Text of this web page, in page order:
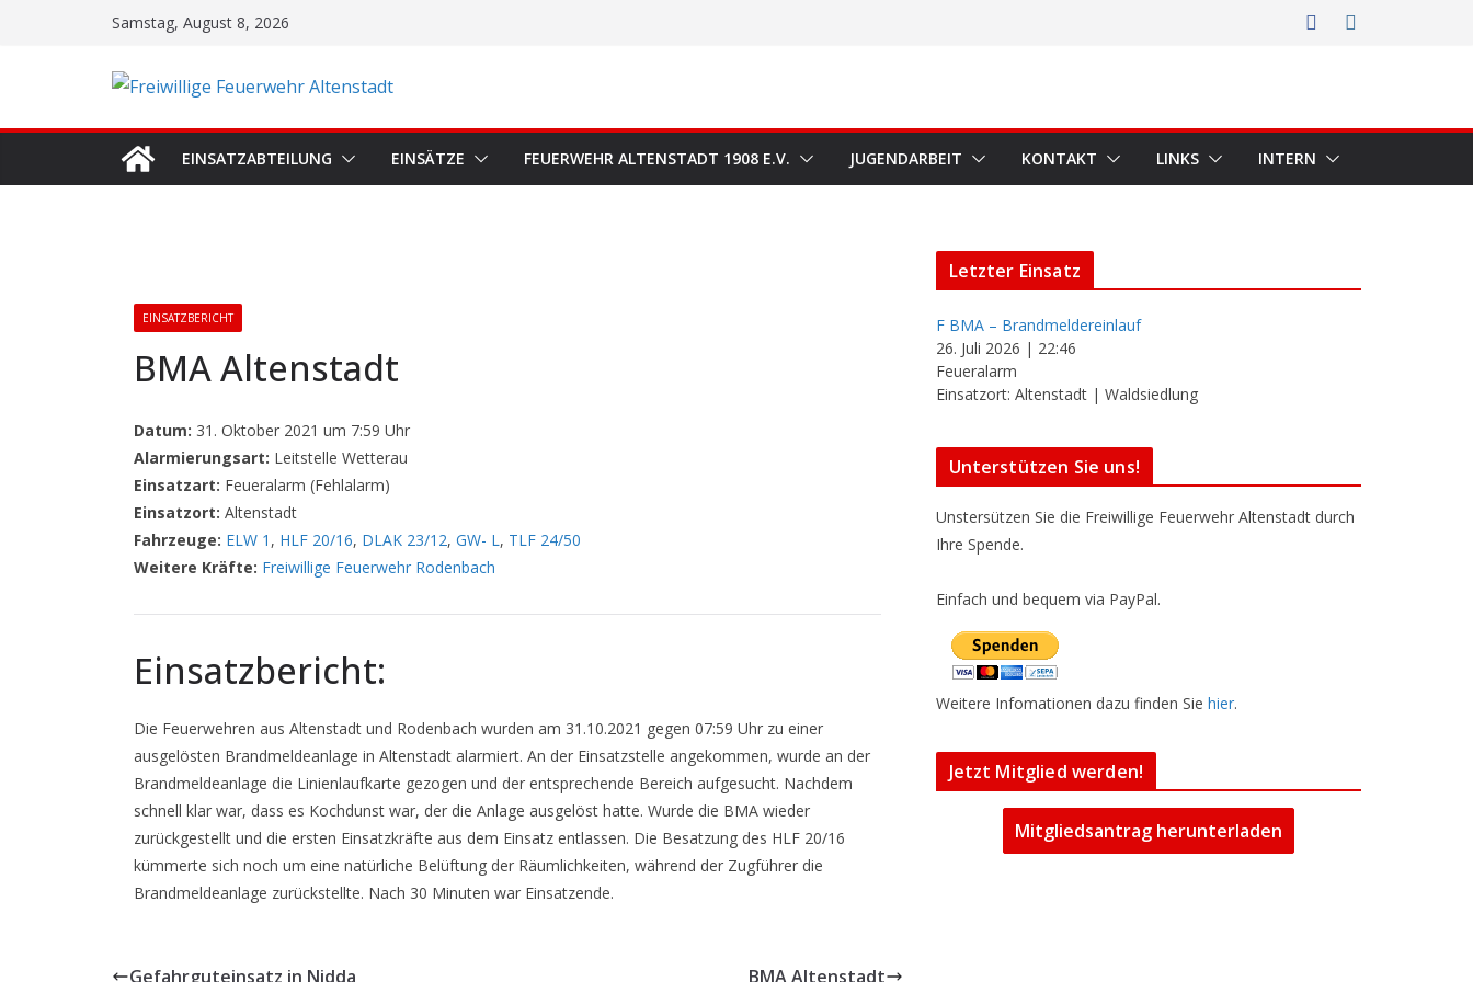
Samstag, August 8, 2026
EINSATZABTEILUNG EINSÄTZE FEUERWEHR ALTENSTADT 1908 E.V. JUGENDARBEIT KONTAKT LINKS INTERN
EINSATZBERICHT
BMA Altenstadt
Datum: 31. Oktober 2021 um 7:59 Uhr
Alarmierungsart: Leitstelle Wetterau
Einsatzart: Feueralarm (Fehlalarm)
Einsatzort: Altenstadt
Fahrzeuge: ELW 1 , HLF 20/16, DLAK 23/12, GW- L, TLF 24/50
Weitere Kräfte: Freiwillige Feuerwehr Rodenbach
Einsatzbericht:
Die Feuerwehren aus Altenstadt und Rodenbach wurden am 31.10.2021 gegen 07:59 Uhr zu einer
ausgelösten Brandmeldeanlage in Altenstadt alarmiert. An der Einsatzstelle angekommen, wurde an der
Brandmeldeanlage die Linienlaufkarte gezogen und der entsprechende Bereich aufgesucht. Nachdem
schnell klar war, dass es Kochdunst war, der die Anlage ausgelöst hatte. Wurde die BMA wieder
zurückgestellt und die ersten Einsatzkräfte aus dem Einsatz entlassen. Die Besatzung des HLF 20/16
kümmerte sich noch um eine natürliche Belüftung der Räumlichkeiten, während der Zugführer die
Brandmeldeanlage zurückstellte. Nach 30 Minuten war Einsatzende.
Gefahrguteinsatz in Nidda BMA Altenstadt
Letzter Einsatz
F BMA – Brandmeldereinlauf
26. Juli 2026 | 22:46
Feueralarm
Einsatzort: Altenstadt | Waldsiedlung
Unterstützen Sie uns!
Unstersützen Sie die Freiwillige Feuerwehr Altenstadt durch
Ihre Spende.
Einfach und bequem via PayPal.
Weitere Infomationen dazu finden Sie hier.
Jetzt Mitglied werden!
Mitgliedsantrag herunterladen